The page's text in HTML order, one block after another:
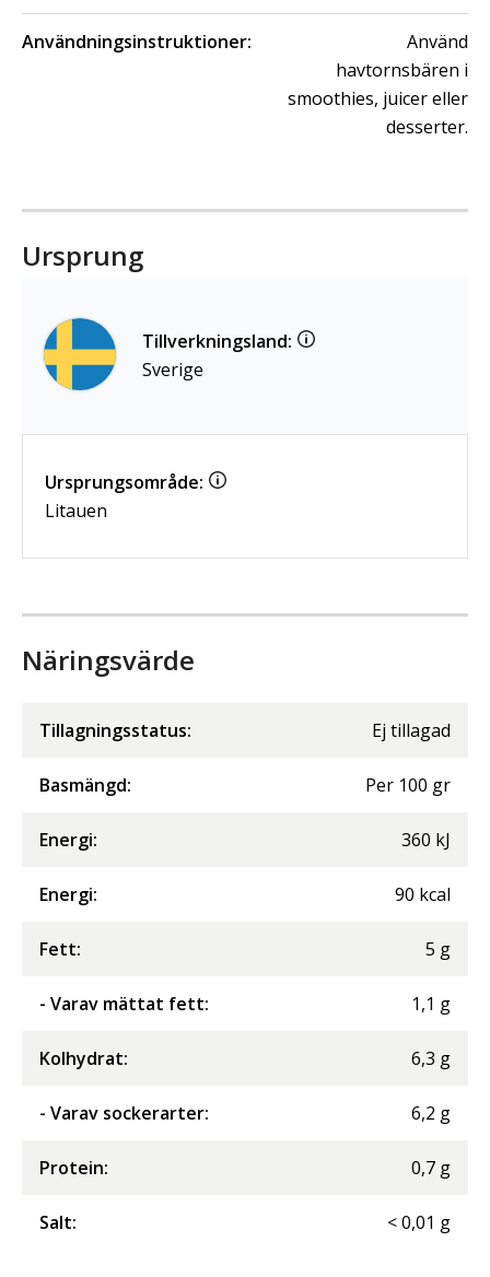
Användningsinstruktioner:
Använd
havtornsbären i
smoothies, juicer eller
desserter.
Ursprung
Tillverkningsland:
Sverige
Ursprungsområde:
Litauen
Näringsvärde
Tillagningsstatus: Ej tillagad
Basmängd: Per 100 gr
Energi: 360 kJ
Energi: 90 kcal
Fett: 5 g
- Varav mättat fett: 1,1 g
Kolhydrat: 6,3 g
- Varav sockerarter: 6,2 g
Protein: 0,7 g
Salt: <0,01 g